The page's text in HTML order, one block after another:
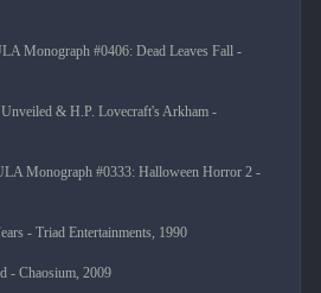
Monograph #0406: Dead Leaves Fall -
& H.P. Lovecraft's Arkham -
Monograph #0333: Halloween Horror 2 -
- Triad Entertainments, 1990
- Chaosium, 2009